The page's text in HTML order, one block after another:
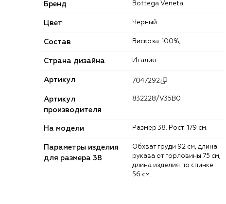
Бренд Bottega Veneta
Цвет Черный
Состав Вискоза: 100%;
Страна дизайна Италия
Артикул 7047292
Артикул
производителя
832228/V35B0
На модели Размер 38. Рост: 179 см.
Параметры изделия
для размера 38
Обхват груди 92 см, длина
рукава от горловины 75 см,
длина изделия по спинке
56 см.